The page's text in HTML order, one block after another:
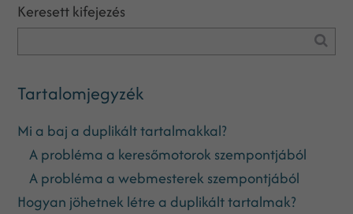
Keresett kifejezés
Tartalomjegyzék
Mi a baj a duplikált tartalmakkal?
A probléma a keresőmotorok szempontjából
A probléma a webmesterek szempontjából
Hogyan jöhetnek létre a duplikált tartalmak?